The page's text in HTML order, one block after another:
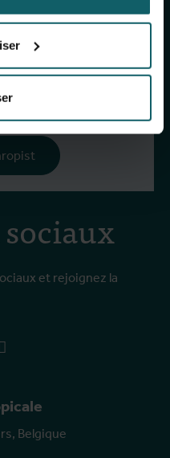
Belgique
et rejoignez la
et bien plus
générale